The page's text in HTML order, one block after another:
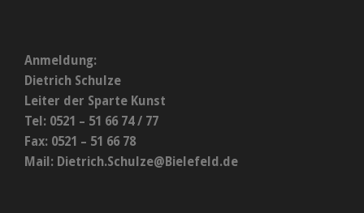
Anmeldung:
Dietrich Schulze
Leiter der Sparte Kunst
Tel: 0521 – 51 66 74 / 77
Fax: 0521 – 51 66 78
Mail: Dietrich.Schulze@Bielefeld.de